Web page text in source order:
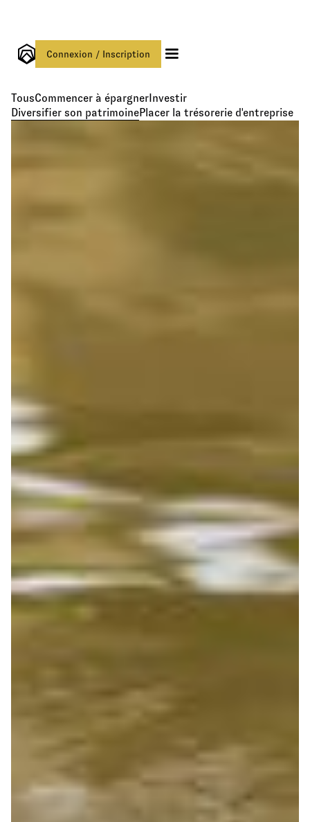
Connexion / Inscription
TousCommencer à épargner Investir
Diversifier son patrimoinePlacer la trésorerie d'entreprise